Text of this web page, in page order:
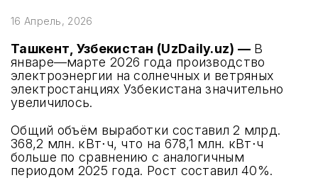
16 Апрель, 2026
Ташкент, Узбекистан (UzDaily.uz) — В
январе—марте 2026 года производство
электроэнергии на солнечных и ветряных
электростанциях Узбекистана значительно
увеличилось.
Общий объём выработки составил 2 млрд.
368,2 млн. кВт⋅ч, что на 678,1 млн. кВт⋅ч
больше по сравнению с аналогичным
периодом 2025 года. Рост составил 40%.